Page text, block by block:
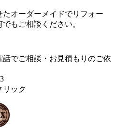
オーダーメイドでリフォー
もご相談ください。
でご相談・お見積もりのご依
リック